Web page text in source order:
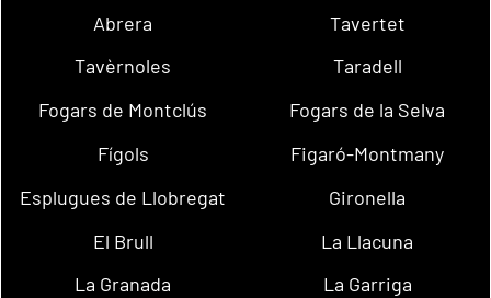
Abrera
Tavertet
Tavèrnoles
Taradell
Fogars de Montclús
Fogars de la Selva
Fígols
Figaró-Montmany
Esplugues de Llobregat
Gironella
El Brull
La Llacuna
La Granada
La Garriga